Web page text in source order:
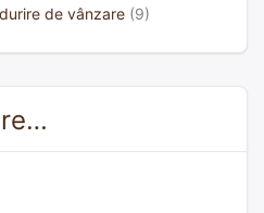
de vânzare (9)